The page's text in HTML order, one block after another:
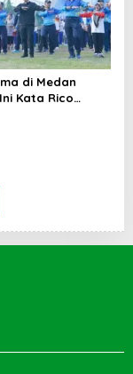
di Medan
Kata Rico